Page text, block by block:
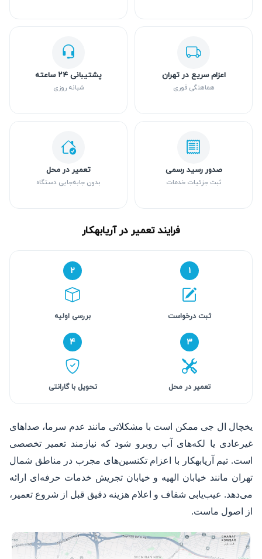
اعزام سریع در تهران
هماهنگی فوری
پشتیبانی ۲۴ ساعته
شبانه روزی
صدور رسید رسمی
ثبت جزئیات خدمات
تعمیر در محل
بدون جابه‌جایی دستگاه
فرایند تعمیر در آریابهکار
۱
ثبت درخواست
۲
بررسی اولیه
۳
تعمیر در محل
۴
تحویل با گارانتی
یخچال ال جی ممکن است با مشکلاتی مانند عدم سرما، صداهای
غیرعادی یا لکه‌های آب روبرو شود که نیازمند تعمیر تخصصی
است. تیم آریابهکار با اعزام تکنسین‌های مجرب در مناطق شمال
تهران مانند خیابان الهیه و خیابان تجریش خدمات حرفه‌ای ارائه
می‌دهد. عیب‌یابی شفاف و اعلام هزینه دقیق قبل از شروع تعمیر،
از اصول ماست.